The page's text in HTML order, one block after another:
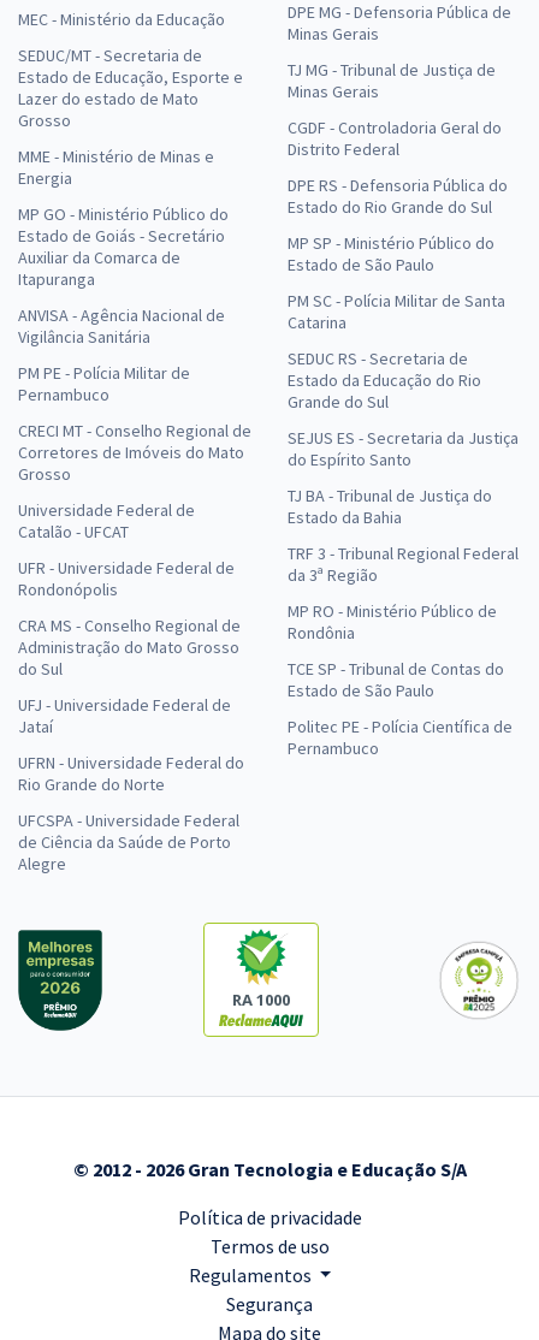
MEC - Ministério da Educação
SEDUC/MT - Secretaria de
Estado de Educação, Esporte e
Lazer do estado de Mato
Grosso
MME - Ministério de Minas e
Energia
MP GO - Ministério Público do
Estado de Goiás - Secretário
Auxiliar da Comarca de
Itapuranga
ANVISA - Agência Nacional de
Vigilância Sanitária
PM PE - Polícia Militar de
Pernambuco
CRECI MT - Conselho Regional de
Corretores de Imóveis do Mato
Grosso
Universidade Federal de
Catalão - UFCAT
UFR - Universidade Federal de
Rondonópolis
CRA MS - Conselho Regional de
Administração do Mato Grosso
do Sul
UFJ - Universidade Federal de
Jataí
UFRN - Universidade Federal do
Rio Grande do Norte
UFCSPA - Universidade Federal
de Ciência da Saúde de Porto
Alegre
DPE MG - Defensoria Pública de
Minas Gerais
TJ MG - Tribunal de Justiça de
Minas Gerais
CGDF - Controladoria Geral do
Distrito Federal
DPE RS - Defensoria Pública do
Estado do Rio Grande do Sul
MP SP - Ministério Público do
Estado de São Paulo
PM SC - Polícia Militar de Santa
Catarina
SEDUC RS - Secretaria de
Estado da Educação do Rio
Grande do Sul
SEJUS ES - Secretaria da Justiça
do Espírito Santo
TJ BA - Tribunal de Justiça do
Estado da Bahia
TRF 3 - Tribunal Regional Federal
da 3ª Região
MP RO - Ministério Público de
Rondônia
TCE SP - Tribunal de Contas do
Estado de São Paulo
Politec PE - Polícia Científica de
Pernambuco
RA 1000
© 2012 - 2026 Gran Tecnologia e Educação S/A
Política de privacidade
Termos de uso
Regulamentos
Segurança
Mapa do site